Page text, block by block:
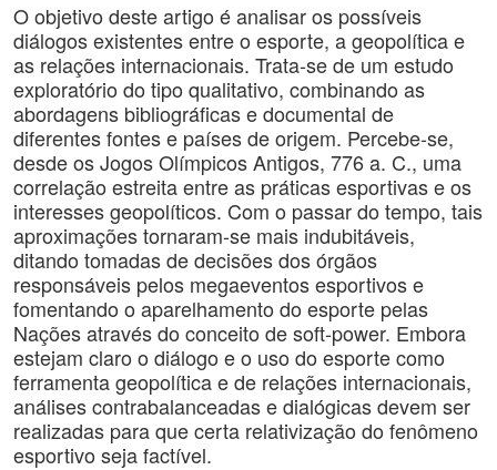
O objetivo deste artigo é analisar os possíveis
diálogos existentes entre o esporte, a geopolítica e
as relações internacionais. Trata-se de um estudo
exploratório do tipo qualitativo, combinando as
abordagens bibliográficas e documental de
diferentes fontes e países de origem. Percebe-se,
desde os Jogos Olímpicos Antigos, 776 a. C., uma
correlação estreita entre as práticas esportivas e os
interesses geopolíticos. Com o passar do tempo, tais
aproximações tornaram-se mais indubitáveis,
ditando tomadas de decisões dos órgãos
responsáveis pelos megaeventos esportivos e
fomentando o aparelhamento do esporte pelas
Nações através do conceito de soft-power. Embora
estejam claro o diálogo e o uso do esporte como
ferramenta geopolítica e de relações internacionais,
análises contrabalanceadas e dialógicas devem ser
realizadas para que certa relativização do fenômeno
esportivo seja factível.